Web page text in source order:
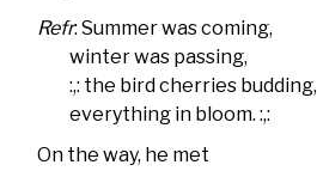
Refr: Summer was coming,
winter was passing,
:,: the bird cherries budding,
everything in bloom. :,:
On the way, he met